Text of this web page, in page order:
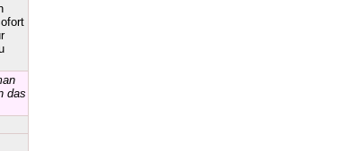
das